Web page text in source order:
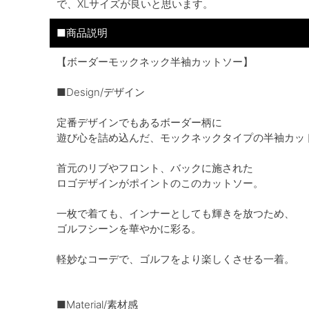
で、XLサイズが良いと思います。
■商品説明
【ボーダーモックネック半袖カットソー】
■Design/デザイン
定番デザインでもあるボーダー柄に
遊び心を詰め込んだ、モックネックタイプの半袖カッ
首元のリブやフロント、バックに施された
ロゴデザインがポイントのこのカットソー。
一枚で着ても、インナーとしても輝きを放つため、
ゴルフシーンを華やかに彩る。
軽妙なコーデで、ゴルフをより楽しくさせる一着。
■Material/素材感